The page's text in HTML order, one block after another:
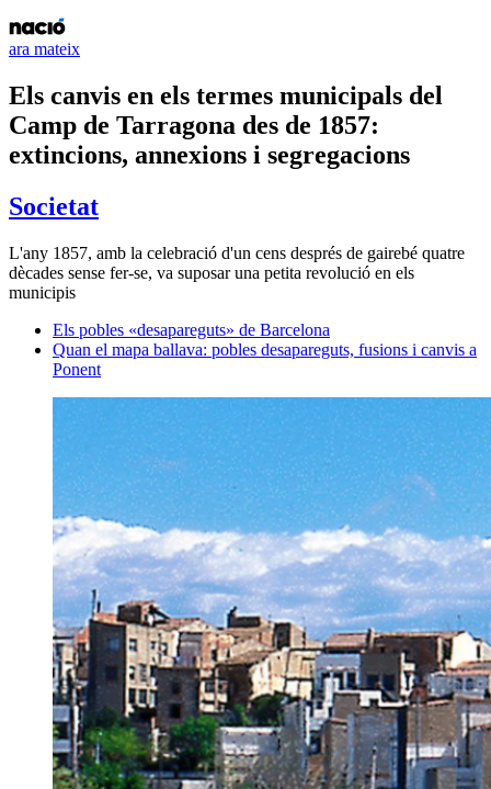
ara mateix
Els canvis en els termes municipals del
Camp de Tarragona des de 1857:
extincions, annexions i segregacions
Societat
L'any 1857, amb la celebració d'un cens després de gairebé quatre
dècades sense fer-se, va suposar una petita revolució en els
municipis
Els pobles «desapareguts» de Barcelona
Quan el mapa ballava: pobles desapareguts, fusions i canvis a
Ponent